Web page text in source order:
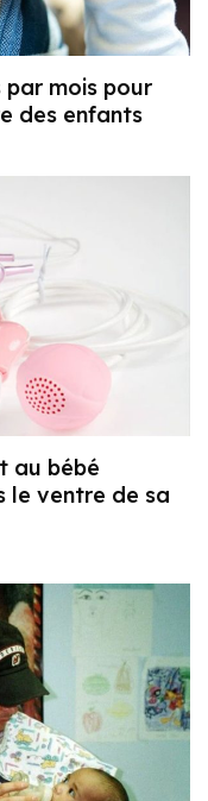
par mois pour
des enfants
au bébé
le ventre de sa